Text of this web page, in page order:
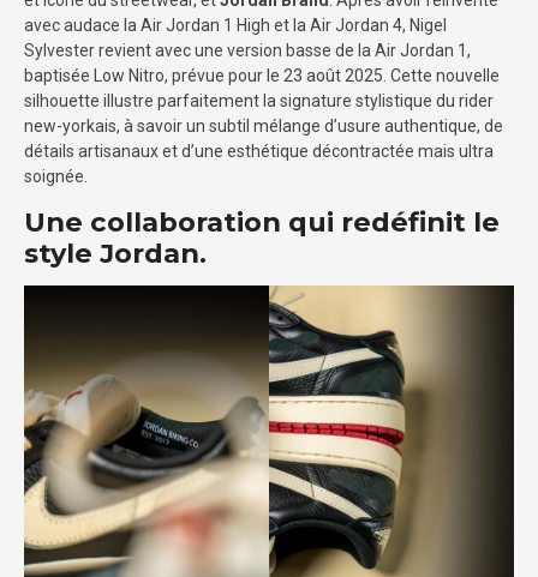
avec audace la Air Jordan 1 High et la Air Jordan 4, Nigel
Sylvester revient avec une version basse de la Air Jordan 1,
baptisée Low Nitro, prévue pour le 23 août 2025. Cette nouvelle
silhouette illustre parfaitement la signature stylistique du rider
new-yorkais, à savoir un subtil mélange d’usure authentique, de
détails artisanaux et d’une esthétique décontractée mais ultra
soignée.
Une collaboration qui redéfinit le
style Jordan.